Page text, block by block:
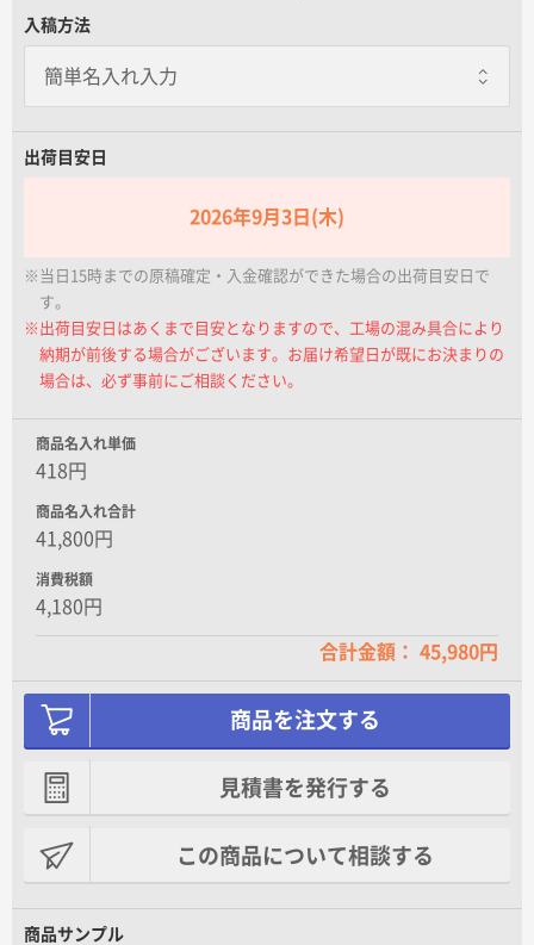
名入れグループサイト
入稿方法
出荷目安日
2026年9月3日(木)
※当日15時までの原稿確定・入金確認ができた場合の出荷目安日で
す。
※出荷目安日はあくまで目安となりますので、工場の混み具合により
納期が前後する場合がございます。お届け希望日が既にお決まりの
場合は、必ず事前にご相談ください。
商品名入れ単価
418円
商品名入れ合計
41,800円
消費税額
4,180円
合計金額： 45,980円
商品を注文する
見積書を発行する
この商品について相談する
商品サンプル